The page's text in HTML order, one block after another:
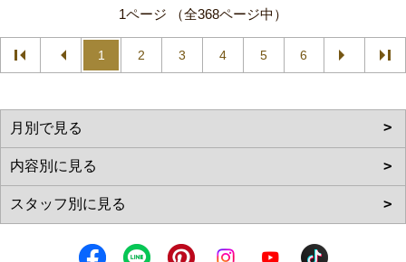
1ページ （全368ページ中）
1 2 3 4 5 6